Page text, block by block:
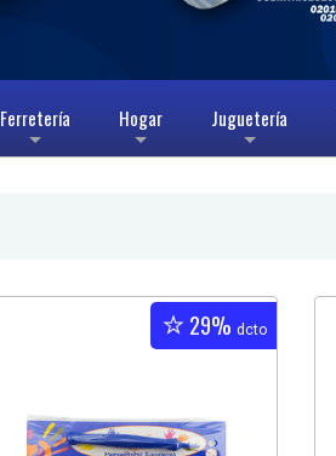
+
Ferretería
+
Hogar
+
Juguetería
29% dcto